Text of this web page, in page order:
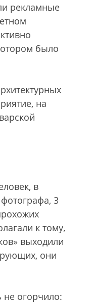
рекламные
было
на
в
3
к тому,
выходили
они
не огорчило: